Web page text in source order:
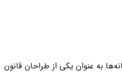
به عنوان یکی از طراحان قانون